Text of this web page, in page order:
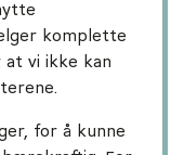
komplette
at vi ikke kan
for å kunne